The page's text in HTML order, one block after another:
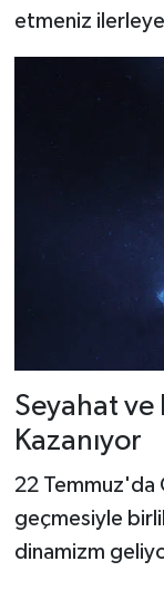
etmeniz
Seyahat ve
Kazanıyor
22 Temmuz'da
geçmesiyle
dinamizm